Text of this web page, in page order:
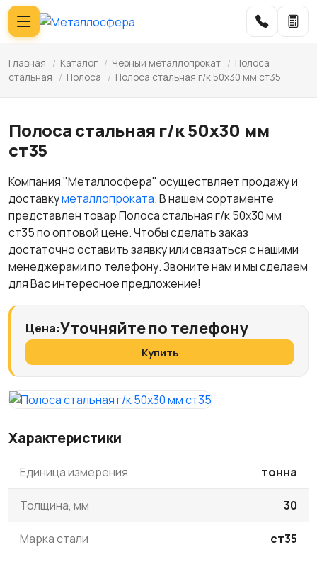
Главная / Каталог / Черный металлопрокат / Полоса
стальная
/ Полоса / Полоса стальная г/к 50х30 мм ст35
Полоса стальная г/к 50х30 мм
ст35
Компания "Металлосфера" осуществляет продажу и
доставкуметаллопроката. В нашем сортаменте
представлен товар Полоса стальная г/к 50х30 мм
ст35 по оптовой цене. Чтобы сделать заказ
достаточно оставить заявку или связаться с нашими
менеджерами по телефону. Звоните нам и мы сделаем
для Вас интересное предложение!
Цена:Уточняйте по телефону
Купить
Характеристики
Единица измерения тонна
Толщина, мм 30
Марка стали ст35